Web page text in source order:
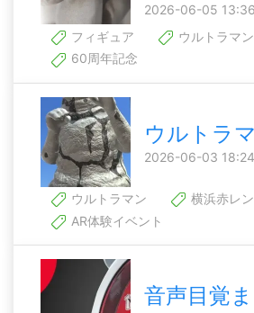
2026-06-05
フィギュア
ウルトラマン
60周年記念
ウルトラ
2026-06-03
ウルトラマン
横浜赤レ
AR体験イベント
音声目覚